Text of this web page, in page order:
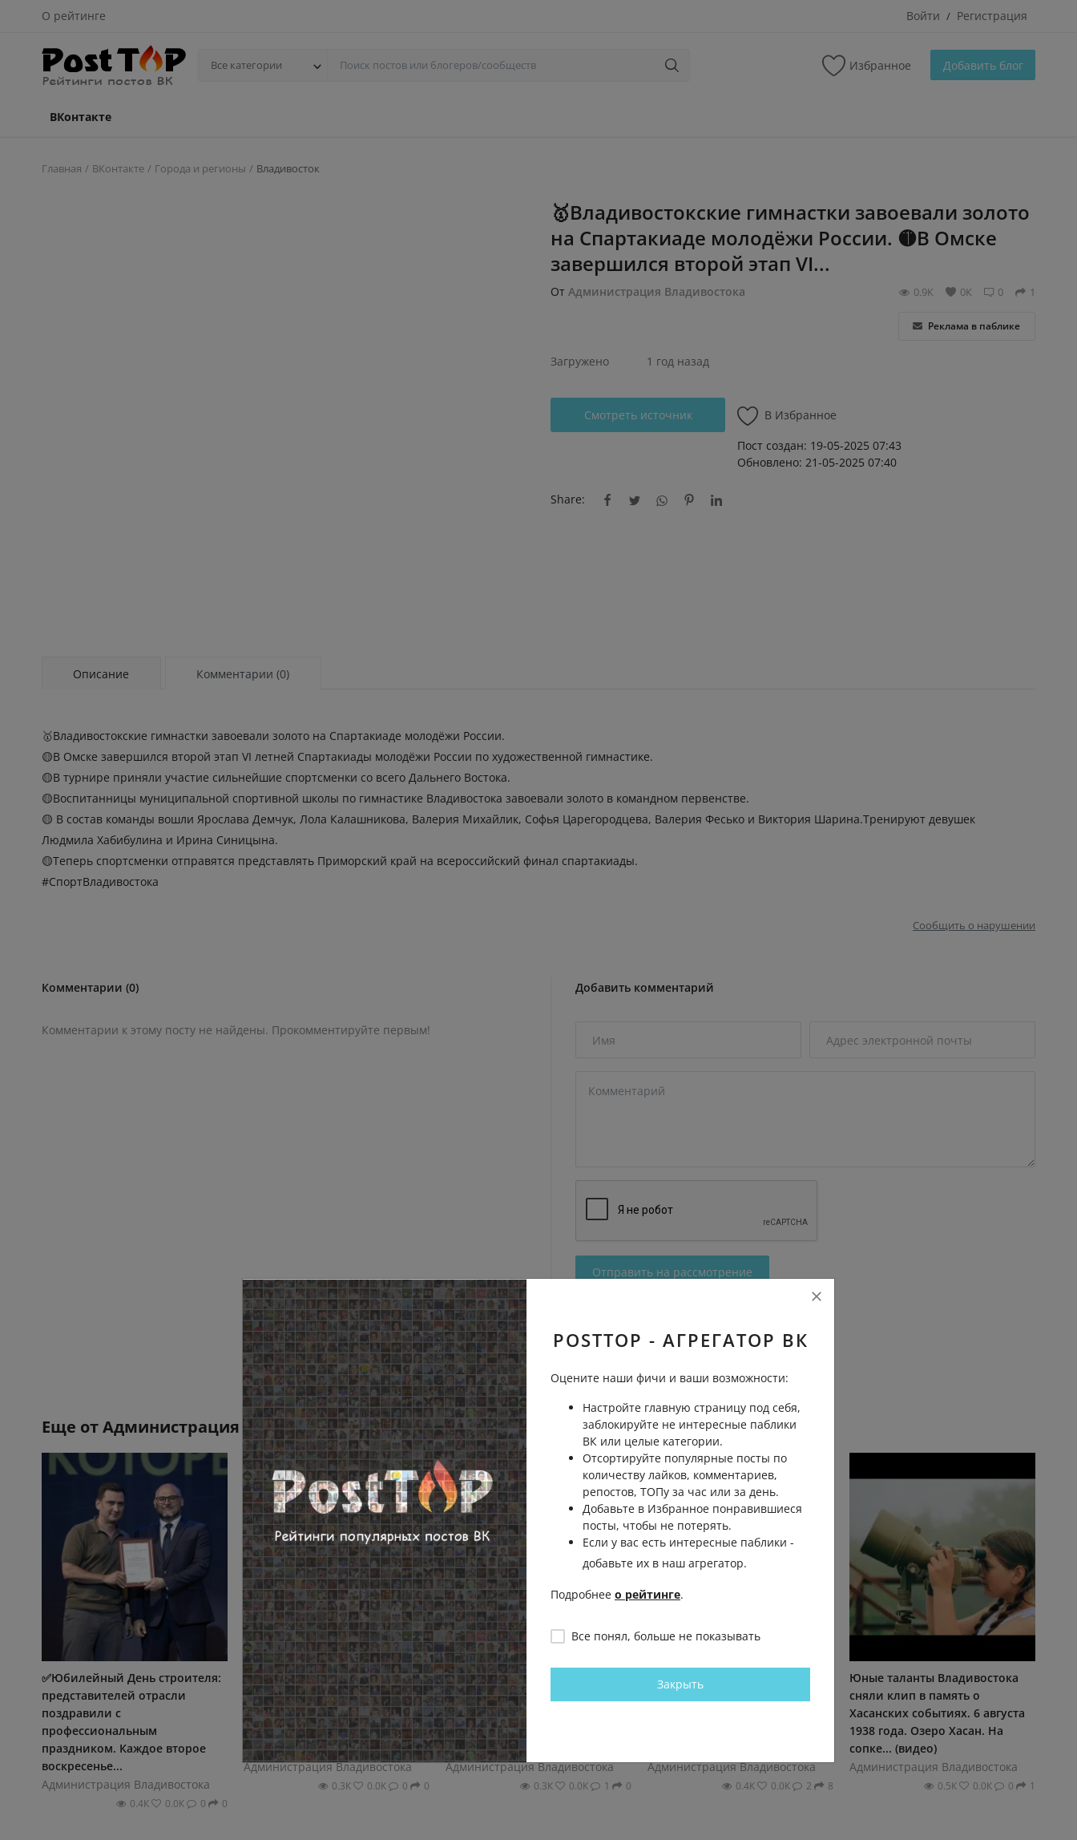
О рейтинге Войти / Регистрация
Все категории Избранное Добавить блог
ВКонтакте
Главная ВКонтакте Города и регионы Владивосток
🥇Владивостокские гимнастки завоевали золото
на Спартакиаде молодёжи России. 🟡В Омске
завершился второй этап VI...
От Администрация Владивостока 1
0
0К
0.9К
Реклама в паблике
Загружено 1 год назад
Смотреть источник
В Избранное
Пост создан: 19-05-2025 07:43
Обновлено: 21-05-2025 07:40
Share:
Описание Комментарии (0)
🥇Владивостокские гимнастки завоевали золото на Спартакиаде молодёжи России.
🟡В Омске завершился второй этап VI летней Спартакиады молодёжи России по художественной гимнастике.
🟡В турнире приняли участие сильнейшие спортсменки со всего Дальнего Востока.
🟡Воспитанницы муниципальной спортивной школы по гимнастике Владивостока завоевали золото в командном первенстве.
🟡 В состав команды вошли Ярослава Демчук, Лола Калашникова, Валерия Михайлик, Софья Царегородцева, Валерия Фесько и Виктория Шарина.Тренируют девушек
Людмила Хабибулина и Ирина Синицына.
🟡Теперь спортсменки отправятся представлять Приморский край на всероссийский финал спартакиады.
#СпортВладивостока
Сообщить о нарушении
Комментарии (0)
Комментарии к этому посту не найдены. Прокомментируйте первым!
Добавить комментарий
Отправить на рассмотрение
Еще отАдминистрация Владивостока
✅Юбилейный День строителя:
представителей отрасли
поздравили с
профессиональным
праздником. Каждое второе
воскресенье...
Администрация Владивостока
0.4К 0.0К 0 0
✅Завершается ремонт
тепловых сетей на улице
Фонтанной во Владивостоке.
Энергетики Владивостока
готовятся к третьему... (видео)
Администрация Владивостока
0.3К 0.0К 0 0
🐕 Даже самый милый хвостик
требует осторожности
Животные делают нашу жизнь
добрее, но иногда могут стать
источником...
Администрация Владивостока
0.3К 0.0К 1 0
✅Регистрация открыта: юных
жителей Владивостока
Администрация Владивостока
0.4К 0.0К 2 8
Юные таланты Владивостока
сняли клип в память о
Хасанских событиях. 6 августа
1938 года. Озеро Хасан. На
сопке... (видео)
Администрация Владивостока
0.5К 0.0К 0 1
POSTTOP - АГРЕГАТОР ВК
Оцените наши фичи и ваши возможности:
Настройте главную страницу под себя,
заблокируйте не интересные паблики
ВК или целые категории.
Отсортируйте популярные посты по
количеству лайков, комментариев,
репостов, ТОПу за час или за день.
Добавьте в Избранное понравившиеся
посты, чтобы не потерять.
Если у вас есть интересные паблики -
добавьте их в наш агрегатор.
Подробнее о рейтинге.
Все понял, больше не показывать
Закрыть